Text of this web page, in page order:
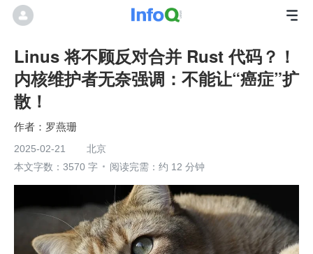
Linus 将不顾反对合并 Rust 代码？！
内核维护者无奈强调：不能让“癌症”扩
散！
罗燕珊
2025-02-21
北京
本文字数：3570 字
阅读完需：约 12 分钟